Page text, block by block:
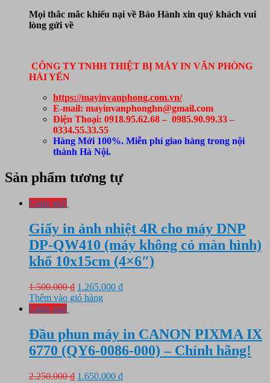
Mọi thắc mắc khiếu nại về Bảo Hành xin quý khách vui
lòng gửi về
CÔNG TY TNHH THIỆT BỊ MÁY IN VĂN PHÒNG
HẢI YẾN
https://mayinvanphong.com.vn/
E-mail: mayinvanphonghn@gmail.com
Điện Thoại: 0918.95.62.68 – 0985.90.99.33 –
0334.55.33.55
Hàng Mới 100%. Miễn phí giao hàng trong nội
thành Hà Nội.
Sản phẩm tương tự
Giảm giá!
Giấy in ảnh nhiệt 4R cho máy DNP
DP-QW410 (máy không có màn hình)
khổ 10x15cm (4×6″)
1.500.000₫ Giá
gốc
1.265.000 ₫Giá
1.265.000 ₫.
Thêm vào giỏ hàng
Giảm giá!
Đầu phun máy in CANON PIXMA IX
6770 (QY6-0086-000) – Chính hãng!
2.250.000₫ Giá
1.650.000 ₫Giá